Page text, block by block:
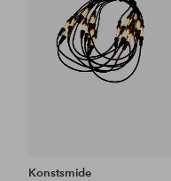
Konstsmide